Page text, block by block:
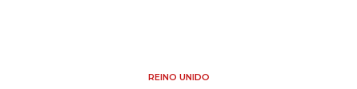
REINO UNIDO